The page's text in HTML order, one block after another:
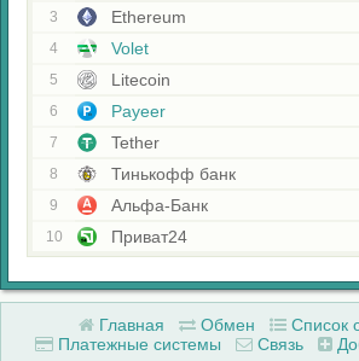
3 Ethereum
4 Volet
5 Litecoin
6 Payeer
7 Tether
8 Тинькофф банк
9 Альфа-Банк
10 Приват24
Главная Обмен
Список
Платежные системы
Связь